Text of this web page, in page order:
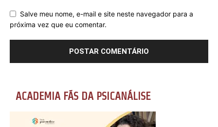
Salve meu nome, e-mail e site neste navegador para a
próxima vez que eu comentar.
ACADEMIA FÃS DA PSICANÁLISE